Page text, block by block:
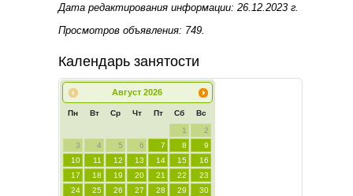
Дата редактирования информации: 26.12.2023 г.
Просмотров объявления: 749.
Календарь занятости
Август 2026
Пн Вт Ср Чт Пт Сб Вс
1
2
3
4 5 6 7 8
9
10
11 12 13 14 15
16
17
18 19 20 21 22
23
24
25 26 27 28 29
30